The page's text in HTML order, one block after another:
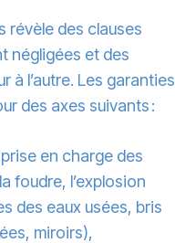
révèle des clauses
négligées et des
à l’autre. Les garanties
des axes suivants :
prise en charge des
foudre, l’explosion
des eaux usées, bris
miroirs),